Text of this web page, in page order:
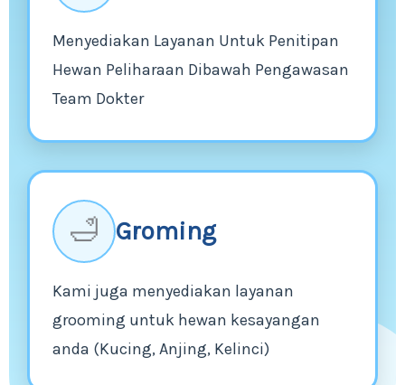
Menyediakan Layanan Untuk Penitipan
Hewan Peliharaan Dibawah Pengawasan
Team Dokter
🛁 Groming
Kami juga menyediakan layanan
grooming untuk hewan kesayangan
anda (Kucing, Anjing, Kelinci)